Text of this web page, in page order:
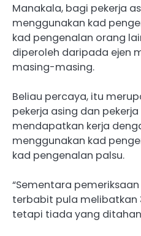
Manakala, bagi pekerja
menggunakan kad
kad pengenalan orang
diperoleh daripada ejen
masing-masing.
Beliau percaya, itu
pekerja asing dan
mendapatkan kerja
menggunakan kad
kad pengenalan palsu.
“Sementara
terbabit pula melibatkan
tetapi tiada yang